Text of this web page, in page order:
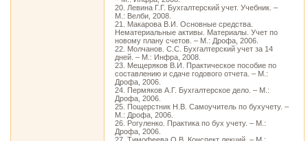
20. Левина Г.Г. Бухгалтерский учет. Учебник. –
М.: Велби, 2008.
21. Макарова В.И. Основные средства.
Нематериальные активы. Материалы. Учет по
новому плану счетов. – М.: Дрофа, 2006.
22. Молчанов. С.С. Бухгалтерский учет за 14
дней. – М.: Инфра, 2008.
23. Мещеряков В.И. Практическое пособие по
составлению и сдаче годового отчета. – М.:
Дрофа, 2006.
24. Пермяков А.Г. Бухгалтерское дело. – М.:
Дрофа, 2006.
25. Пощерстник Н.В. Самоучитель по бухучету. –
М.: Дрофа, 2006.
26. Рогуленко. Практика по бух учету. – М.:
Дрофа, 2006.